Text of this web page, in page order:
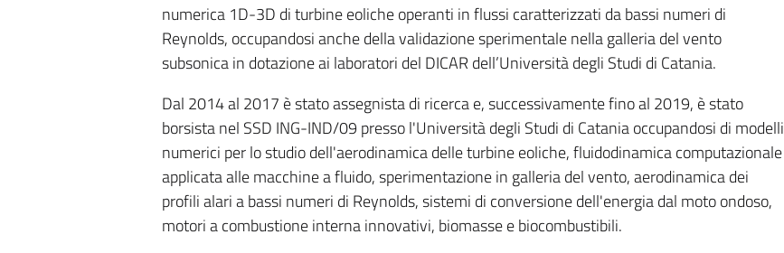
numerica 1D-3D di turbine eoliche operanti in flussi caratterizzati da bassi numeri di
Reynolds, occupandosi anche della validazione sperimentale nella galleria del vento
subsonica in dotazione ai laboratori del DICAR dell’Università degli Studi di Catania.
Dal 2014 al 2017 è stato assegnista di ricerca e, successivamente fino al 2019, è stato
borsista nel SSD ING-IND/09 presso l'Università degli Studi di Catania occupandosi di modelli
numerici per lo studio dell'aerodinamica delle turbine eoliche, fluidodinamica computazionale
applicata alle macchine a fluido, sperimentazione in galleria del vento, aerodinamica dei
profili alari a bassi numeri di Reynolds, sistemi di conversione dell'energia dal moto ondoso,
motori a combustione interna innovativi, biomasse e biocombustibili.